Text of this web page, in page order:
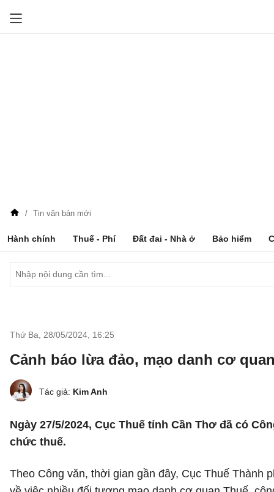
Tin văn bản mới
Hành chính Thuế - Phí Đất đai - Nhà ở Bảo hiểm
Thứ Ba, 28/05/2024 16:25
Cảnh báo lừa đảo, mạo danh cơ
Tác giả: Kim Anh
Ngày 27/5/2024, Cục Thuế tỉnh Cần Thơ đã có
chức thuế.
Theo Công văn, thời gian gần đây, Cục Thuế Thành